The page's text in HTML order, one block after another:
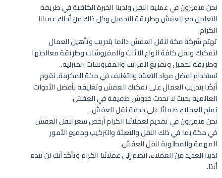
نحن متميزون في عملية النقل ولدينا الخبرة الكافية في طريقة
التعامل مع العفش وطريقة التحميل وكل ذلك من أجلك عميلنا
الكرام.
تهتم شركة مكة لنقل العفش دائما بتدريب وتأهيل العمال
لتفكيك ونقل كافة انواع الاثاث والمفروشات وطريقة معالجتها
وطريقة تحميل وتفريغ المراتب والمفروشات المنزلية.
نستخدام افضل مواد التعبئة والتغليف في مكة المكرمة، نقوم
أيضًا بتدريب العمال على تفكيك العفش وتغليفه بأفضل الأدوات
العالمية بحيث لا تحدث خدوش طفيفة في العفش.
نمنح العملاء ضمانًا على خدمة نقل العفش.
نحن متميزون في تقديم لعملائنا الكرام أرخص سعر لنقل العفش
في مكة بما في ذلك النقل والتعبئة والتركيب وجميع الأمور
المهمة والمطلوبة لنقل العفش.
لدينا العديد من العملاء، انضم إلى عملائنا الكرام وتأكد أنك لن تندم
أبدًا.